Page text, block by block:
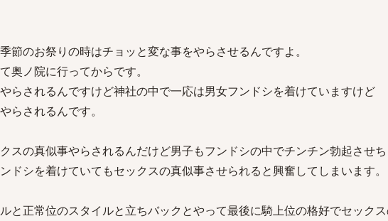
節のお祭りの時はチョッと変な事をやらさせるんですよ。
奥ノ院に行ってからです。
らされるんですけど神社の中で一応は男女フンドシを着けていますけど
らされるんです。
スの真似事やらされるんだけど男子もフンドシの中でチンチン勃起させ
ドシを着けていてもセックスの真似事させられると興奮してしまいます。
と正常位のスタイルと立ちバックとやって最後に騎上位の格好でセック